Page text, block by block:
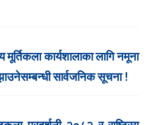
मूर्तिकला कार्यशालाका लागि नमूना
सार्वजनिक सूचना !